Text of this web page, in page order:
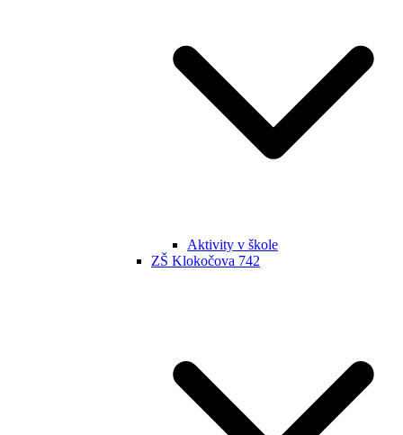
Aktivity v škole
ZŠ Klokočova 742